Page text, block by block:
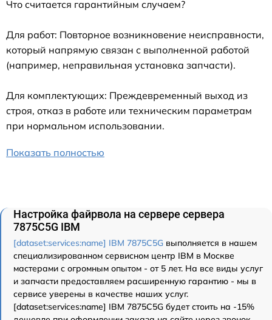
Что считается гарантийным случаем?
Для работ: Повторное возникновение неисправности,
который напрямую связан с выполненной работой
(например, неправильная установка запчасти).
Для комплектующих: Преждевременный выход из
строя, отказ в работе или техническим параметрам
при нормальном использовании.
Показать полностью
Настройка файрвола на сервере сервера
7875C5G IBM
[dataset:services:name] IBM 7875C5G выполняется в нашем
специализированном сервисном центр IBM в Москве
мастерами с огромным опытом - от 5 лет. На все виды услуг
и запчасти предоставляем расширенную гарантию - мы в
сервисе уверены в качестве наших услуг.
[dataset:services:name] IBM 7875C5G будет стоить на -15%